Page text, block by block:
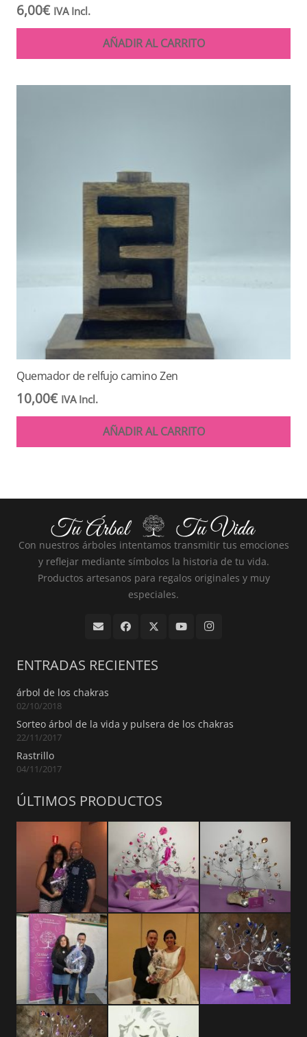
6,00€ IVA Incl.
AÑADIR AL CARRITO
Quemador de relfujo camino Zen
10,00€ IVA Incl.
AÑADIR AL CARRITO
Con nuestros árboles intentamos transmitir tus emociones
y reflejar mediante símbolos la historia de tu vida.
Productos artesanos para regalos originales y muy
especiales.
ENTRADAS RECIENTES
árbol de los chakras
02/10/2018
Sorteo árbol de la vida y pulsera de los chakras
22/11/2017
Rastrillo
04/11/2017
ÚLTIMOS PRODUCTOS